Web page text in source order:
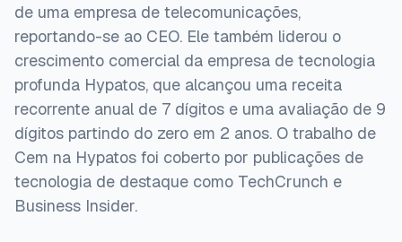
de uma empresa de telecomunicações,
reportando-se ao CEO. Ele também liderou o
crescimento comercial da empresa de tecnologia
profunda Hypatos, que alcançou uma receita
recorrente anual de 7 dígitos e uma avaliação de 9
dígitos partindo do zero em 2 anos. O trabalho de
Cem na Hypatos foi coberto por publicações de
tecnologia de destaque como TechCrunch e
Business Insider.